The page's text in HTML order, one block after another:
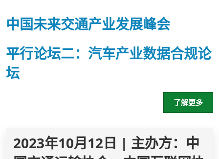
中国未来交通产业发展峰会
平行论坛二：汽车产业数据合规论
坛
了解更多
2023年10月12日 | 主办方：中